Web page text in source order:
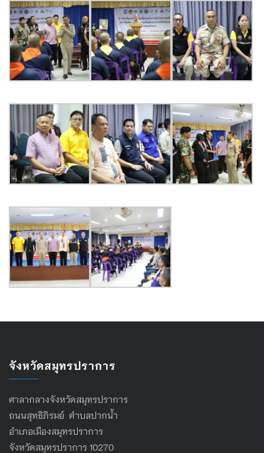
จังหวัดสมุทรปราการ
ศาลากลางจังหวัดสมุทรปราการ
ถนนสุทธิภิรมย์ ตำบลปากน้ำ
อำเภอเมืองสมุทรปราการ
จังหวัดสมุทรปราการ 10270